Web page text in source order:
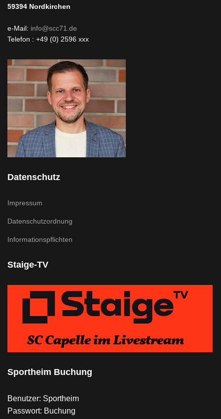
59394 Nordkirchen
e-Mail: info@scc71.de
Telefon : +49 (0) 2596 xxx
Datenschutz
Impressum
Datenschutzordnung
Informationspflichten
Staige-TV
Sportheim Buchung
Benutzer: Sportheim
Passwort: Buchung